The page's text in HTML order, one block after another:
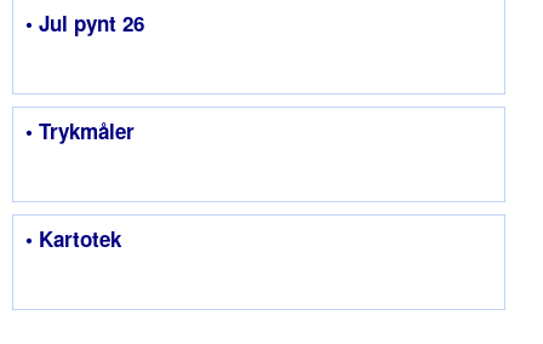
• Jul pynt 26
• Trykmåler
• Kartotek